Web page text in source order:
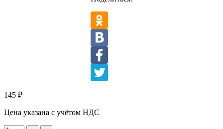
145 ₽
Цена указана с учётом НДС